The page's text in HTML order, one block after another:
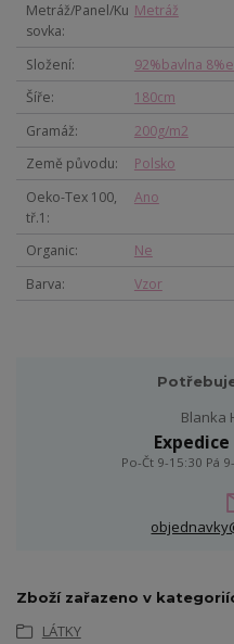
Metráž/Panel/Ku
sovka
Metráž
Složení
92%bavlna
Šíře
180cm
Gramáž
200g/m2
Země původu
Polsko
Oeko-Tex 100,
tř.1
Ano
Organic
Ne
Barva
Vzor
Blanka
Expedice
Po-Čt 9-15:30 Pá
Zboží zařazeno v
LÁTKY